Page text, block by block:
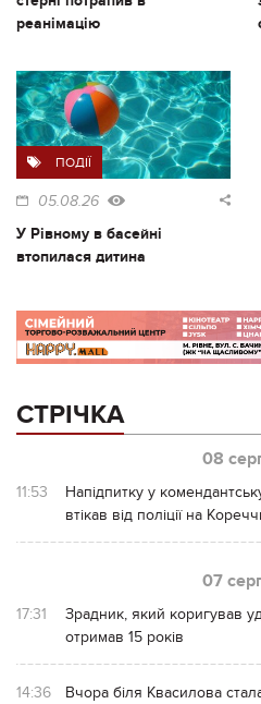
реанімацію
ПОДІЇ
05.08.26
У Рівному в басейні
втопилася дитина
СТРІЧКА
08
11:53
Напідпитку у
втікав від поліції на
07
17:31
Зрадник, який коригував
отримав 15 років
14:36
Вчора біля Квасилова